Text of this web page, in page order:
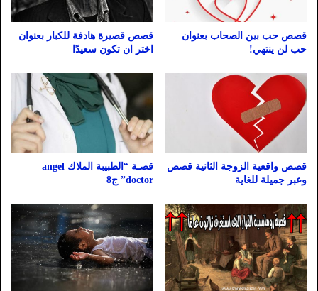
قصص حب بين الصحاب بعنوان
حب لن ينتهي!
قصص قصيرة هادفة للكبار بعنوان
اختر ان تكون سعيدًا
قصص واقعية الزوجة الثانية قصص
وعبر جميلة للغاية
قصـة “الطبيبة الملاك angel
doctor” ج8